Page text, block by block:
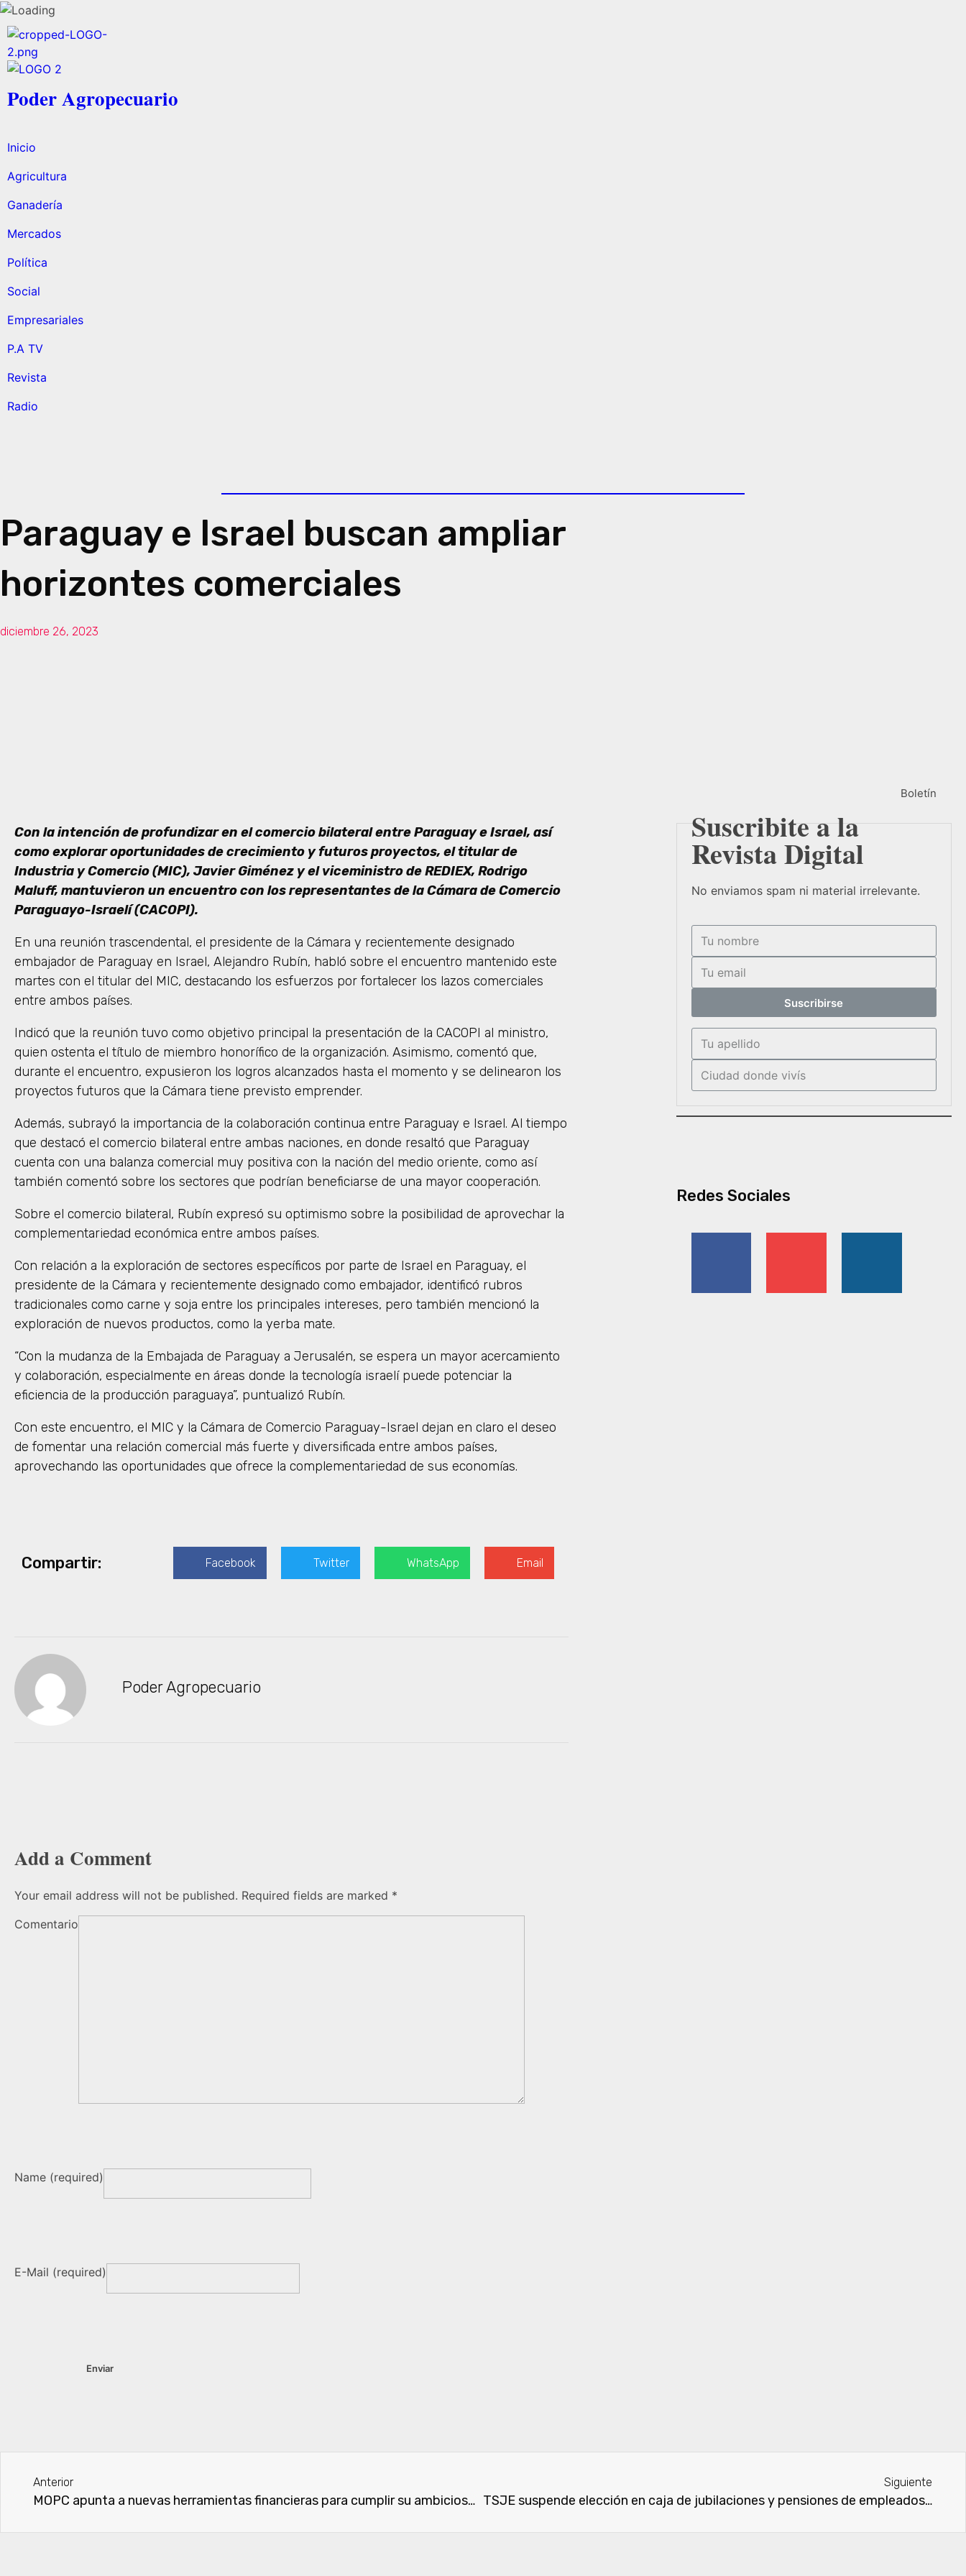
Poder Agropecuario
Inicio
Agricultura
Ganadería
Mercados
Política
Social
Empresariales
P.A TV
Revista
Radio
Paraguay e Israel buscan ampliar
horizontes comerciales
diciembre 26, 2023
Con la intención de profundizar en el comercio bilateral entre Paraguay e Israel, así
como explorar oportunidades de crecimiento y futuros proyectos, el titular de
Industria y Comercio (MIC), Javier Giménez y el viceministro de REDIEX, Rodrigo
Maluff, mantuvieron un encuentro con los representantes de la Cámara de Comercio
Paraguayo-Israelí (CACOPI).
En una reunión trascendental, el presidente de la Cámara y recientemente designado
embajador de Paraguay en Israel, Alejandro Rubín, habló sobre el encuentro mantenido este
martes con el titular del MIC, destacando los esfuerzos por fortalecer los lazos comerciales
entre ambos países.
Indicó que la reunión tuvo como objetivo principal la presentación de la CACOPI al ministro,
quien ostenta el título de miembro honorífico de la organización. Asimismo, comentó que,
durante el encuentro, expusieron los logros alcanzados hasta el momento y se delinearon los
proyectos futuros que la Cámara tiene previsto emprender.
Además, subrayó la importancia de la colaboración continua entre Paraguay e Israel. Al tiempo
que destacó el comercio bilateral entre ambas naciones, en donde resaltó que Paraguay
cuenta con una balanza comercial muy positiva con la nación del medio oriente, como así
también comentó sobre los sectores que podrían beneficiarse de una mayor cooperación.
Sobre el comercio bilateral, Rubín expresó su optimismo sobre la posibilidad de aprovechar la
complementariedad económica entre ambos países.
Con relación a la exploración de sectores específicos por parte de Israel en Paraguay, el
presidente de la Cámara y recientemente designado como embajador, identificó rubros
tradicionales como carne y soja entre los principales intereses, pero también mencionó la
exploración de nuevos productos, como la yerba mate.
“Con la mudanza de la Embajada de Paraguay a Jerusalén, se espera un mayor acercamiento
y colaboración, especialmente en áreas donde la tecnología israelí puede potenciar la
eficiencia de la producción paraguaya”, puntualizó Rubín.
Con este encuentro, el MIC y la Cámara de Comercio Paraguay-Israel dejan en claro el deseo
de fomentar una relación comercial más fuerte y diversificada entre ambos países,
aprovechando las oportunidades que ofrece la complementariedad de sus economías.
Compartir: Facebook Twitter WhatsApp Email
Poder Agropecuario
Add a Comment
Your email address will not be published. Required fields are marked *
Name (required)
E-Mail (required)
Comentario
Boletín
Suscribite a la
Revista Digital
No enviamos spam ni material irrelevante.
Suscribirse
Redes Sociales
Anterior
MOPC apunta a nuevas herramientas financieras para cumplir su ambicioso plan de inversiones
Siguiente
TSJE suspende elección en caja de jubilaciones y pensiones de empleados de bancos y afines